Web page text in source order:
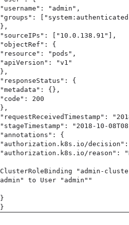
"username": "admin",
"groups":
},
"sourceIPs": ["10.0.138.91"],
"objectRef": {
"resource": "pods",
"apiVersion": "v1"
},
"responseStatus": {
"metadata": {},
"code": 200
},
"requestReceivedTimestamp":
"stageTimestamp": "2018-10-
"annotations": {
"authorization.k8s.io/
"authorization.k8s.io/reason":
ClusterRoleBinding "admin-
admin" to User "admin""
}
}